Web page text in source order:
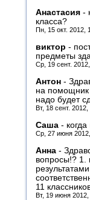
Анастасия -
класса?
Пн, 15 окт. 2012,
виктор -
предметы
Ср, 19 сент.
Антон -
на помощник
надо будет
Вт, 18 сент.
Саша -
Ср, 27 июня
Анна -
вопросы!? 1.
11
Вт, 19 июня